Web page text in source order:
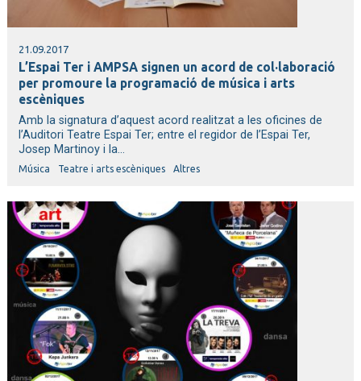
21.09.2017
L’Espai Ter i AMPSA signen un acord de col·laboració
per promoure la programació de música i arts
escèniques
Amb la signatura d’aquest acord realitzat a les oficines de
l’Auditori Teatre Espai Ter; entre el regidor de l’Espai Ter,
Josep Martinoy i la...
Música Teatre i arts escèniques Altres